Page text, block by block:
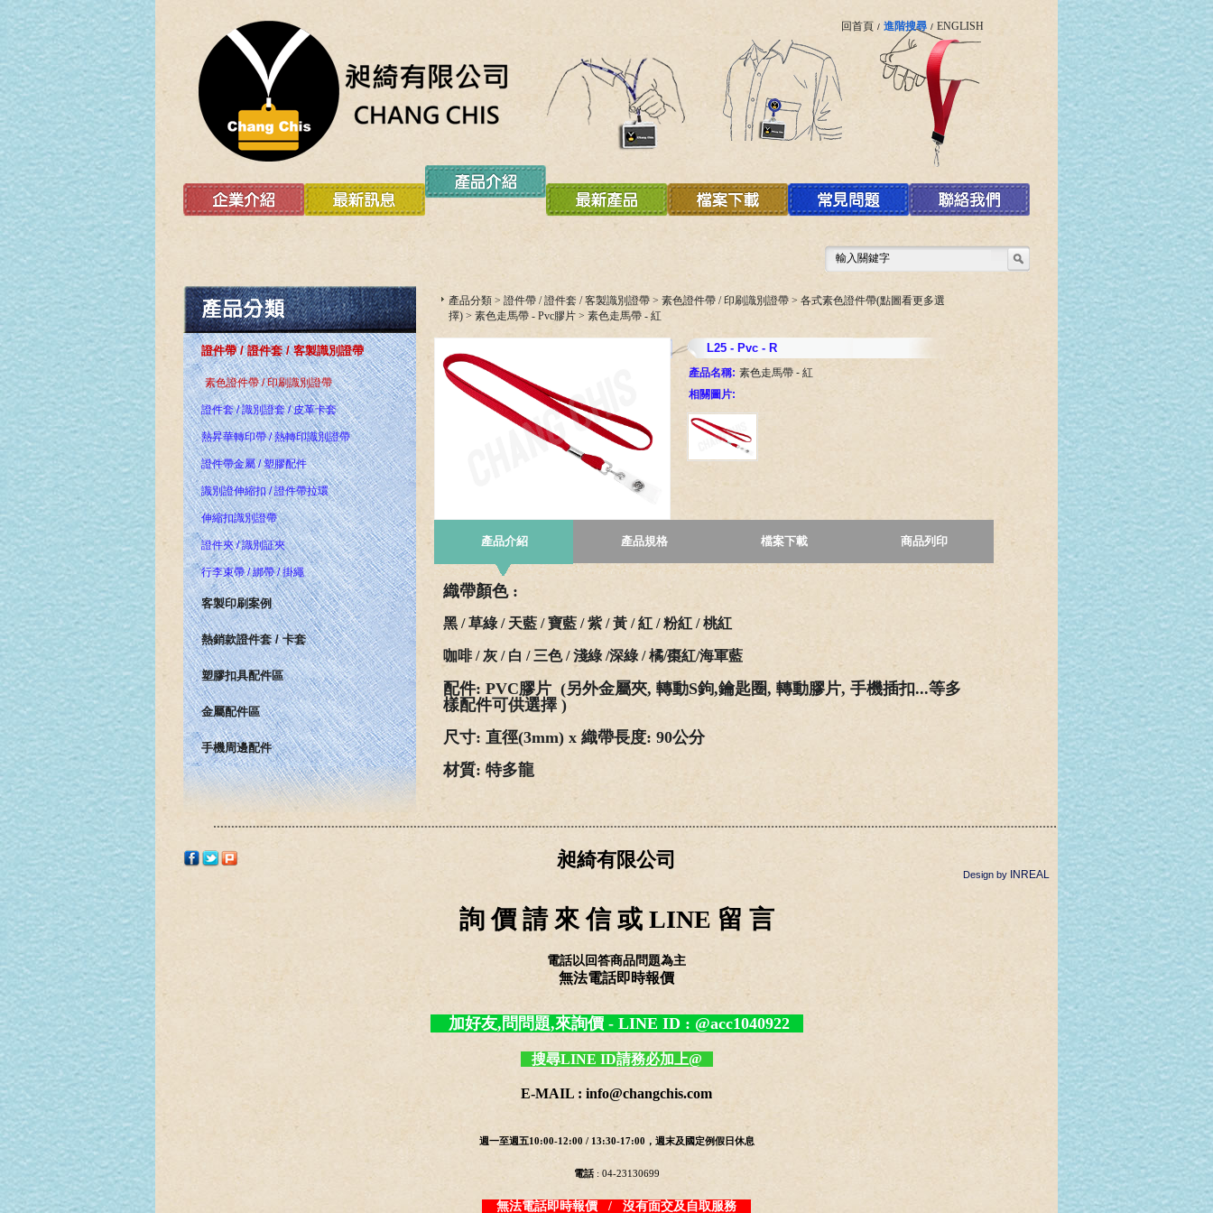
回首頁 / 進階搜尋 / ENGLISH
證件帶 / 證件套 / 客製識別證帶
素色證件帶 / 印刷識別證帶
證件套 / 識別證套 / 皮革卡套
熱昇華轉印帶 / 熱轉印識別證帶
證件帶金屬 / 塑膠配件
識別證伸縮扣 / 證件帶拉環
伸縮扣識別證帶
證件夾 / 識別証夾
行李束帶 / 綁帶 / 掛繩
客製印刷案例
熱銷款證件套 / 卡套
塑膠扣具配件區
金屬配件區
手機周邊配件
產品分類 > 證件帶 / 證件套 / 客製識別證帶 > 素色證件帶 / 印刷識別證帶 > 各式素色證件帶(點圖看更多選
擇) > 素色走馬帶 - Pvc膠片 > 素色走馬帶 - 紅
L25 - Pvc - R
產品名稱: 素色走馬帶 - 紅
相關圖片:
產品介紹 產品規格 檔案下載 商品列印
織帶顏色 :
黑 / 草綠 / 天藍 / 寶藍 / 紫 / 黃 / 紅 / 粉紅 / 桃紅
咖啡 / 灰 / 白 / 三色 / 淺綠 /深綠 / 橘/棗紅/海軍藍
配件: PVC膠片 (另外金屬夾, 轉動S鉤,鑰匙圈, 轉動膠片, 手機插扣...等多
樣配件可供選擇 )
尺寸: 直徑(3mm) x 織帶長度: 90公分
材質: 特多龍
昶綺有限公司
詢 價 請 來 信 或 LINE 留 言
電話以回答商品問題為主
無法電話即時報價
加好友,問問題,來詢價 - LINE ID : @acc1040922
搜尋LINE ID請務必加上@
E-MAIL : info@changchis.com
週一至週五10:00-12:00 / 13:30-17:00，週末及國定例假日休息
電話 : 04-23130699
無法電話即時報價 / 沒有面交及自取服務
Design by INREAL